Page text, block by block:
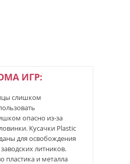
ИГР:
слишком
опасно из-за
Кусачки Plastic
для освобождения
литников.
пластика и металла